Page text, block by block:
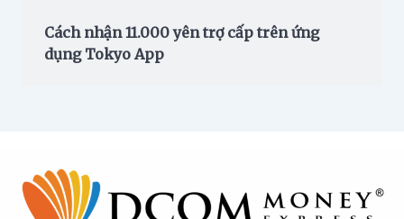
Cách nhận 11.000 yên trợ cấp trên ứng
dụng Tokyo App